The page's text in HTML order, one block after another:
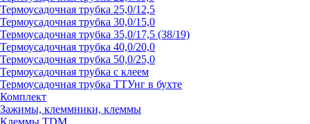
Термоусадочная трубка 25,0/12,5
Термоусадочная трубка 30,0/15,0
Термоусадочная трубка 35,0/17,5 (38/19)
Термоусадочная трубка 40,0/20,0
Термоусадочная трубка 50,0/25,0
Термоусадочная трубка с клеем
Термоусадочная трубка ТТУнг в бухте
Комплект
Зажимы, клеммники, клеммы
Клеммы TDM